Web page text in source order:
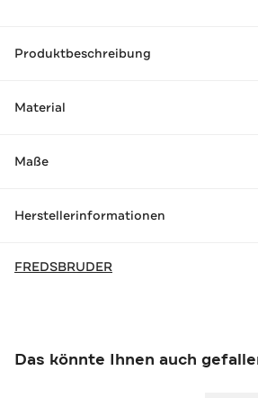
Produktbeschreibung
Material
Maße
Herstellerinformationen
FREDSBRUDER
Das könnte Ihnen auch